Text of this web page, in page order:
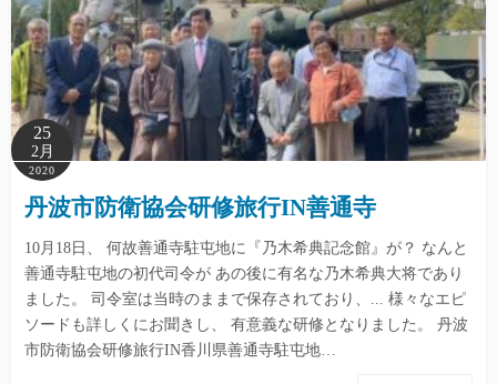
25
2月
2020
丹波市防衛協会研修旅行IN善通寺
10月18日、 何故善通寺駐屯地に『乃木希典記念館』が？ なんと
善通寺駐屯地の初代司令が あの後に有名な乃木希典大将であり
ました。 司令室は当時のままで保存されており、... 様々なエピ
ソードも詳しくにお聞きし、 有意義な研修となりました。 丹波
市防衛協会研修旅行IN香川県善通寺駐屯地…